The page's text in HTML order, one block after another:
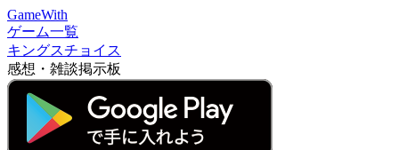
GameWith
ゲーム一覧
キングスチョイス
感想・雑談掲示板